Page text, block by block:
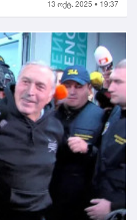
13 ოქტ. 2025 • 19:37